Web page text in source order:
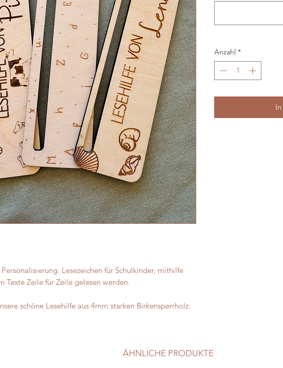
Lesezeichen für Schulkinder, mithilfe
Texte Zeile für Zeile gelesen werden.
schöne Lesehilfe aus 4mm starken Birkensperrholz.
Anzahl *
ÄHNLICHE PRODUKTE